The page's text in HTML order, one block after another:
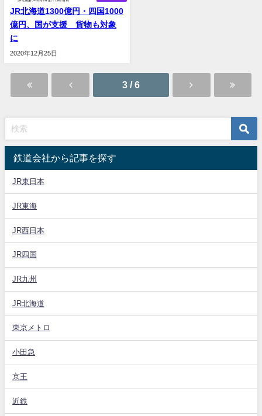
JR北海道1300億円・四国1000
億円、国が支援 貨物も対象
に
2020年12月25日
3 / 6
鉄道会社から記事を探す
JR東日本
JR東海
JR西日本
JR四国
JR九州
JR北海道
東京メトロ
小田急
京王
近鉄